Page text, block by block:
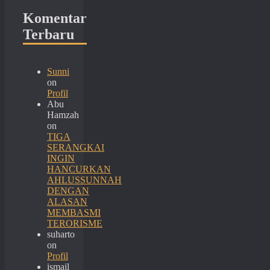
Komentar
Terbaru
Sunni
on
Profil
Abu
Hamzah
on
TIGA
SERANGKAI
INGIN
HANCURKAN
AHLUSSUNNAH
DENGAN
ALASAN
MEMBASMI
TERORISME
suharto
on
Profil
ismail